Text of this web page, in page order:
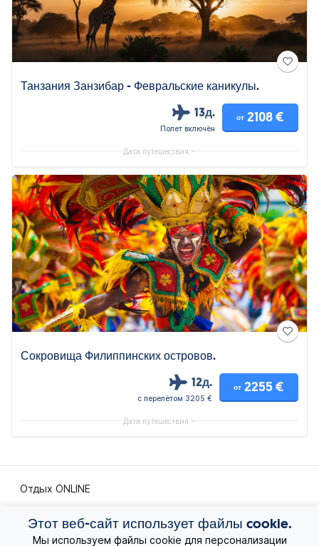
Танзания Занзибар - Февральские каникулы.
13д.
Полет включён
от 2108 €
Дата путешествия
Сокровища Филиппинских островов.
12д.
с перелётом 3205 €
от 2255 €
Дата путешествия
Отдых ONLINE
Экскурсионные путешествия
Этот веб-сайт использует файлы cookie.
Мы используем файлы cookie для персонализации